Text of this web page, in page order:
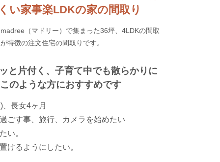
い家事楽LDKの家の間取り
（マドリー）で集まった36坪、4LDKの間取
特徴の注文住宅の間取りです。
と片付く、子育て中でも散らかりに
のような方におすすめです
長女4ヶ月
ごす事、旅行、カメラを始めたい
い。
けるようにしたい。